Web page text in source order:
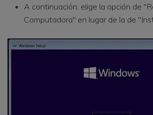
A continuación, elige la opción de
Computadora" en lugar de la de